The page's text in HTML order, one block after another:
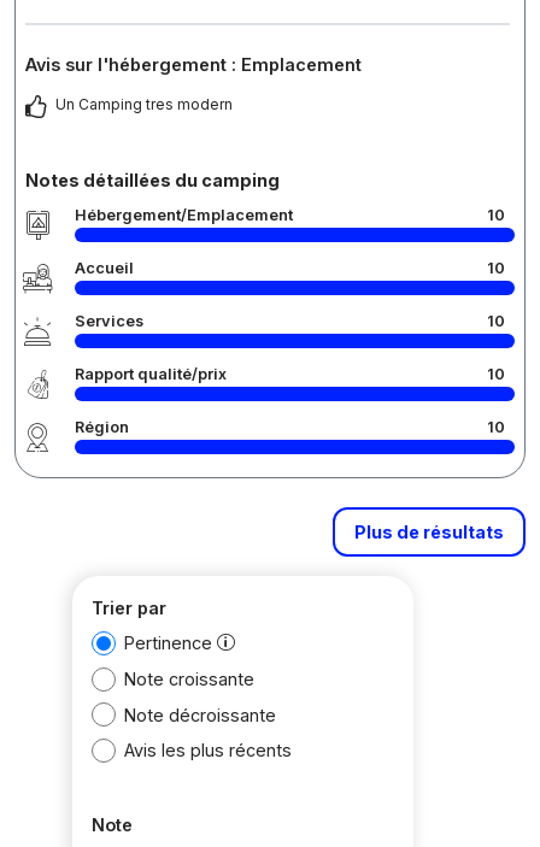
Avis sur l'hébergement : Emplacement
Un Camping tres modern
Notes détaillées du camping
Hébergement/Emplacement 10
Accueil 10
Services 10
Rapport qualité/prix 10
Région 10
Plus de résultats
Trier par
Pertinence
Note croissante
Note décroissante
Avis les plus récents
Note